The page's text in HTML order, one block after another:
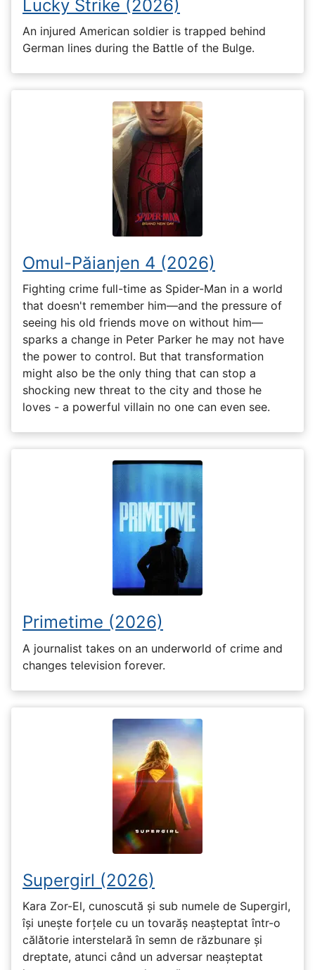
Lucky Strike (2026)
An injured American soldier is trapped behind
German lines during the Battle of the Bulge.
Omul-Păianjen 4 (2026)
Fighting crime full-time as Spider-Man in a world
that doesn't remember him—and the pressure of
seeing his old friends move on without him—
sparks a change in Peter Parker he may not have
the power to control. But that transformation
might also be the only thing that can stop a
shocking new threat to the city and those he
loves - a powerful villain no one can even see.
Primetime (2026)
A journalist takes on an underworld of crime and
changes television forever.
Supergirl (2026)
Kara Zor-El, cunoscută și sub numele de Supergirl,
își unește forțele cu un tovarăș neașteptat într-o
călătorie interstelară în semn de răzbunare și
dreptate, atunci când un adversar neașteptat